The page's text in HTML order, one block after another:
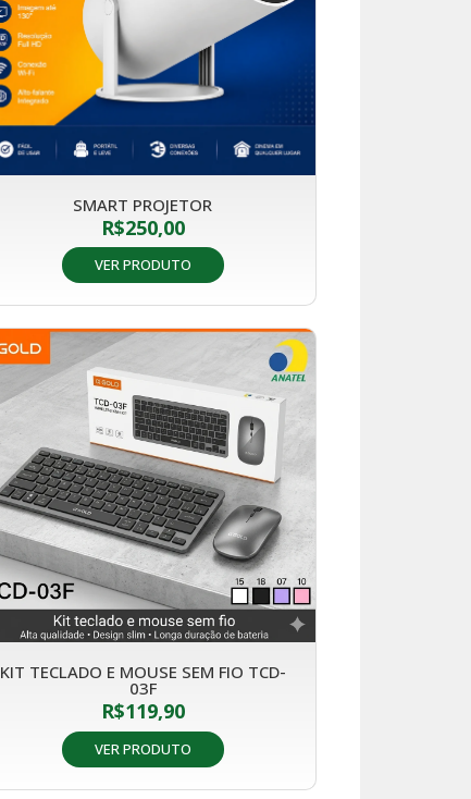
SMART PROJETOR
R$250,00
VER PRODUTO
KIT TECLADO E MOUSE SEM FIO TCD-
03F
R$119,90
VER PRODUTO